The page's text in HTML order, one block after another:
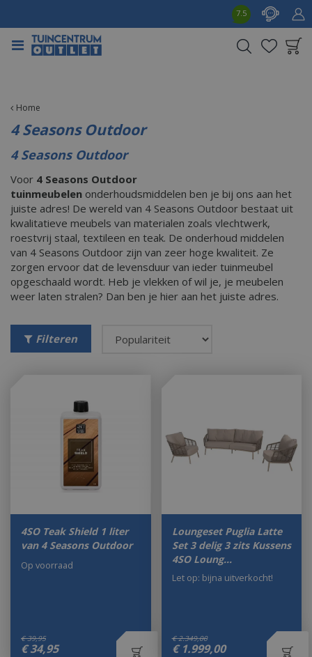
Home
7.5
4 Seasons Outdoor
4 Seasons Outdoor
Voor 4 Seasons Outdoor
tuinmeubelen onderhoudsmiddelen ben je bij ons aan het
juiste adres! De wereld van 4 Seasons Outdoor bestaat uit
kwalitatieve meubels van materialen zoals vlechtwerk,
roestvrij staal, textileen en teak. De onderhoud middelen
van 4 Seasons Outdoor zijn van zeer hoge kwaliteit. Ze
zorgen ervoor dat de levensduur van ieder tuinmeubel
opgeschaald wordt. Heb je vlekken of wil je, je meubelen
weer laten stralen? Dan ben je hier aan het juiste adres.
Filteren
4SO Teak Shield 1 liter
van 4 Seasons Outdoor
€ 39,95
€ 34,95
Op voorraad
Loungeset Puglia Latte
Set 3 delig 3 zits Kussens
4SO Loung…
€ 2.349,00
€ 1.999,00
Let op: bijna uitverkocht!